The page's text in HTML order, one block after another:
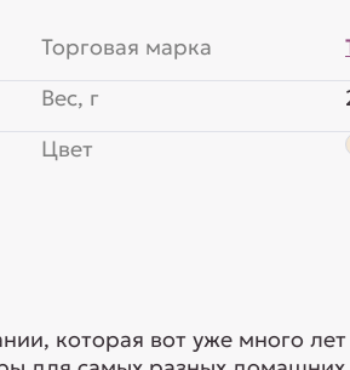
Торговая марка
Вес, г
Цвет
которая вот уже много